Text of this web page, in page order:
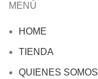
MENÚ
HOME
TIENDA
QUIENES SOMOS